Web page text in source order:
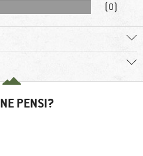
(0)
PENSI?